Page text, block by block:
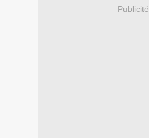
Publicité